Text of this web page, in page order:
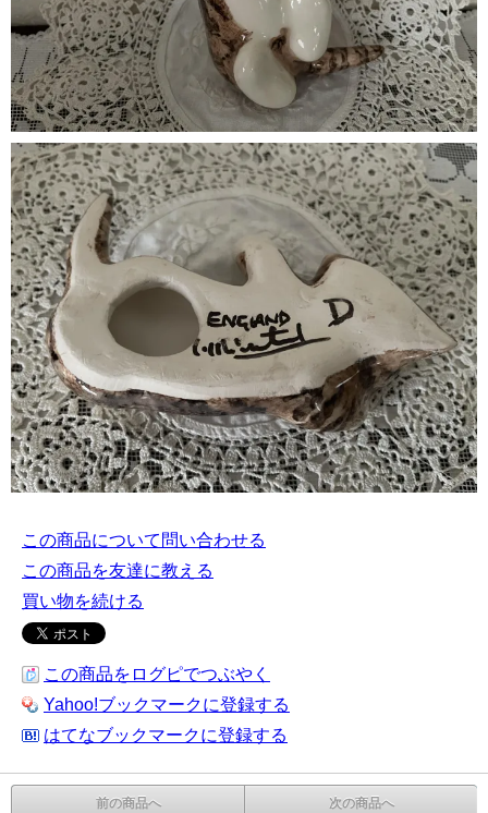
この商品について問い合わせる
この商品を友達に教える
買い物を続ける
この商品をログピでつぶやく
Yahoo!ブックマークに登録する
はてなブックマークに登録する
前の商品へ 次の商品へ